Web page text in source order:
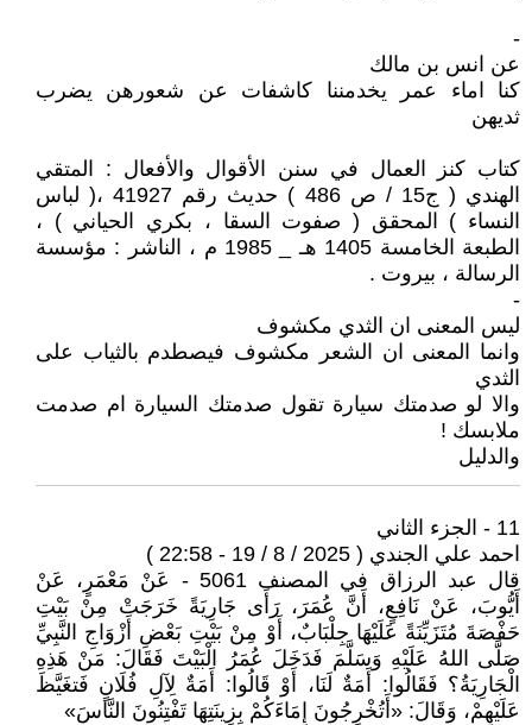
-
عن انس بن مالك
كنا اماء عمر يخدمننا كاشفات عن شعورهن يضرب
ثديهن
كتاب كنز العمال في سنن الأقوال والأفعال : المتقي
الهندي ( ج15 / ص 486 ) حديث رقم 41927 ،( لباس
النساء ) المحقق ( صفوت السقا ، بكري الحياني ) ،
الطبعة الخامسة 1405 هـ _ 1985 م ، الناشر : مؤسسة
الرسالة ، بيروت .
-
ليس المعنى ان الثدي مكشوف
وانما المعنى ان الشعر مكشوف فيصطدم بالثياب على
الثدي
والا لو صدمتك سيارة تقول صدمتك السيارة ام صدمت
ملابسك !
والدليل
11 - الجزء الثاني
احمد علي الجندي ( 2025 / 8 / 19 - 22:58 )
قال عبد الرزاق في المصنف 5061 - عَنْ مَعْمَرٍ، عَنْ
أَيُّوبَ، عَنْ نَافِعٍ، أَنَّ عُمَرَ، رَأَى جَارِيَةً خَرَجَتْ مِنْ بَيْتِ
حَفْصَةَ مُتَزَيِّنَةً عَلَيْهَا جِلْبَابٌ، أَوْ مِنْ بَيْتِ بَعْضِ أَزْوَاجِ النَّبِيِّ
صَلَّى اللهُ عَلَيْهِ وَسَلَّمَ فَدَخَلَ عُمَرُ الْبَيْتَ فَقَالَ: مَنْ هَذِهِ
الْجَارِيَةُ؟ فَقَالُوا: أَمَةٌ لَنَا، أَوْ قَالُوا: أَمَةٌ لِآلِ فُلَانٍ فَتغَيَّظَ
عَلَيْهِمْ، وَقَالَ: «أَتُخْرِجُونَ إِمَاءَكُمْ بِزِينَتِهَا تَفْتِنُونَ النَّاسَ»